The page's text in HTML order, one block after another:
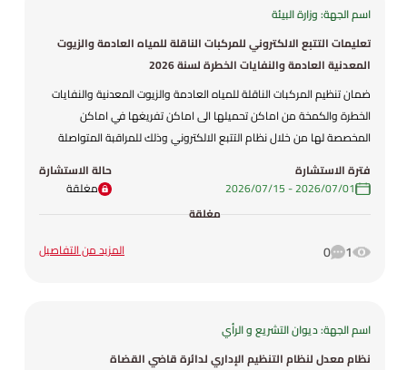
اسم الجهة: وزارة البيئة
تعليمات التتبع الالكتروني للمركبات الناقلة للمياه العادمة والزيوت
المعدنية العادمة والنفايات الخطرة لسنة 2026
ضمان تنظيم المركبات الناقلة للمياه العادمة والزيوت المعدنية والنفايات
الخطرة والكمخة من اماكن تحميلها الى اماكن تفريغها في اماكن
المخصصة لها من خلال نظام التتبع الالكتروني وذلك للمراقبة المتواصلة
على عناصر البيئة واستدامتها ، بالاضافة الى الاجراءات تنظيمية لاستدامة
فترة الاستشارة
01‏/07‏/2026
-
15‏/07‏/2026
حالة الاستشارة
مغلقة
مغلقة
1
0 المزيد من التفاصيل
اسم الجهة: ديوان التشريع و الرأي
نظام معدل لنظام التنظيم الإداري لدائرة قاضي القضاة